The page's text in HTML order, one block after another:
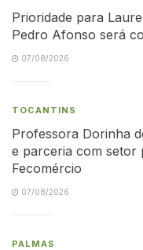
Prioridade para
Pedro Afonso será
07/08/2026
TOCANTINS
Professora Dorinha
e parceria com setor
Fecomércio
07/08/2026
PALMAS